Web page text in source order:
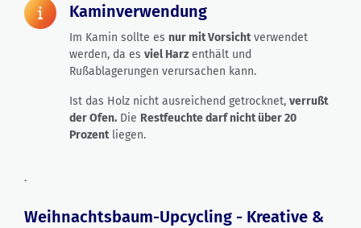
Kaminverwendung
Im Kamin sollte es nur mit Vorsichtverwendet
werden, da es viel Harz enthält und
Rußablagerungen verursachen kann.
Ist das Holz nicht ausreichend getrocknet, verrußt
der Ofen. Die Restfeuchte darf nicht über 20
Prozentliegen.
.
Weihnachtsbaum-Upcycling - Kreative &